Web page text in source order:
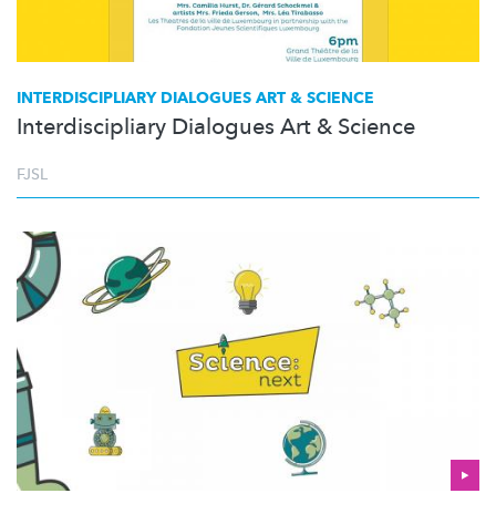
INTERDISCIPLIARYDIALOGUES ART & SCIENCE
Interdiscipliary Dialogues Art & Science
FJSL